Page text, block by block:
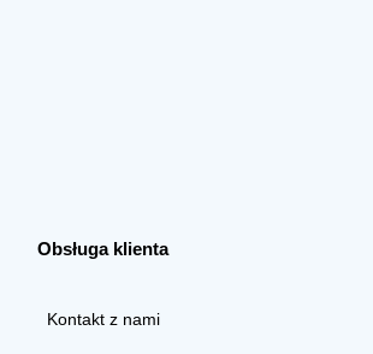
Obsługa klienta
Kontakt z nami